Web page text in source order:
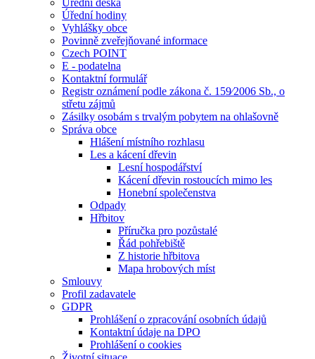
Úřední deska
Úřední hodiny
Vyhlášky obce
Povinně zveřejňované informace
Czech POINT
E - podatelna
Kontaktní formulář
Registr oznámení podle zákona č. 159⁄2006 Sb., o
střetu zájmů
Zásilky osobám s trvalým pobytem na ohlašovně
Správa obce
Hlášení místního rozhlasu
Les a kácení dřevin
Lesní hospodářství
Kácení dřevin rostoucích mimo les
Honební společenstva
Odpady
Hřbitov
Příručka pro pozůstalé
Řád pohřebiště
Z historie hřbitova
Mapa hrobových míst
Smlouvy
Profil zadavatele
GDPR
Prohlášení o zpracování osobních údajů
Kontaktní údaje na DPO
Prohlášení o cookies